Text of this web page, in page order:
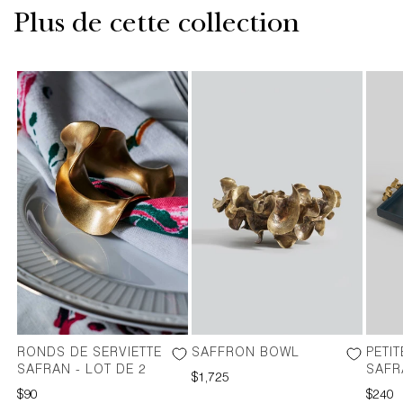
Plus de cette collection
RONDS DE SERVIETTE
SAFRAN - LOT DE 2
PRIX
$90
SAFFRON BOWL
PRIX
$1,725
PRIX
$240